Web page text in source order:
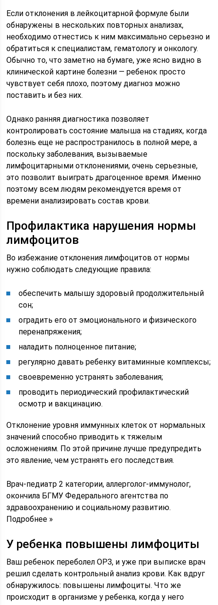
Если отклонения в лейкоцитарной формуле были
обнаружены в нескольких повторных анализах,
необходимо отнестись к ним максимально серьезно и
обратиться к специалистам, гематологу и онкологу.
Обычно то, что заметно на бумаге, уже ясно видно в
клинической картине болезни — ребенок просто
чувствует себя плохо, поэтому диагноз можно
поставить и без них.
Однако ранняя диагностика позволяет
контролировать состояние малыша на стадиях, когда
болезнь еще не распространилось в полной мере, а
поскольку заболевания, вызываемые
лимфоцитарными отклонениями, очень серьезные,
это позволит выиграть драгоценное время. Именно
поэтому всем людям рекомендуется время от
времени анализировать состав крови.
Профилактика нарушения нормы
лимфоцитов
Во избежание отклонения лимфоцитов от нормы
нужно соблюдать следующие правила:
обеспечить малышу здоровый продолжительный
сон;
оградить его от эмоционального и физического
перенапряжения;
наладить полноценное питание;
регулярно давать ребенку витаминные комплексы;
своевременно устранять заболевания;
проводить периодический профилактический
осмотр и вакцинацию.
Отклонение уровня иммунных клеток от нормальных
значений способно приводить к тяжелым
осложнениям. По этой причине лучше предупредить
это явление, чем устранять его последствия.
Врач-педиатр 2 категории, аллерголог-иммунолог,
окончила БГМУ Федерального агентства по
здравоохранению и социальному развитию.
Подробнее »
У ребенка повышены лимфоциты
Ваш ребенок переболел ОРЗ, и уже при выписке врач
решил сделать контрольный анализ крови. Как вдруг
обнаружилось: повышены лимфоциты. Что же
происходит в организме у ребенка, когда у него